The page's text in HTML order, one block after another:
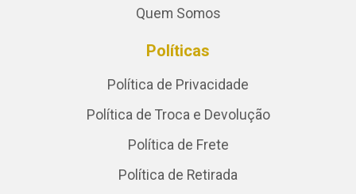
Quem Somos
Políticas
Política de Privacidade
Política de Troca e Devolução
Política de Frete
Política de Retirada